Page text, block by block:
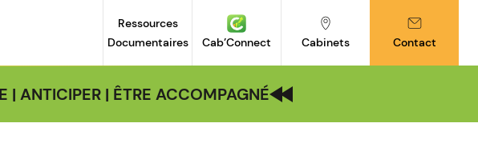
Ressources
Documentaires
Cab’Connect Cabinets Contact
ANTICIPER | ÊTRE ACCOMPAGNÉ